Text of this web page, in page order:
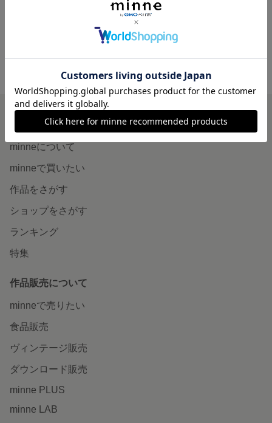
1,500円
mamamane.toy の作品一覧
minneを知る
minneについて
minneで買いたい
作品をさがす
ショップをさがす
ランキング
特集
作品販売について
minneで売りたい
食品販売
ヴィンテージ販売
ダウンロード販売
minne PLUS
minne LAB